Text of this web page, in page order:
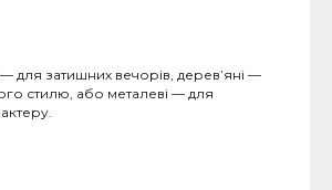
— для затишних вечорів, дерев’яні —
стилю, або металеві — для